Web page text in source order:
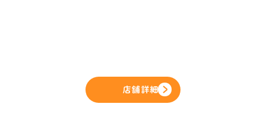
店舗詳細